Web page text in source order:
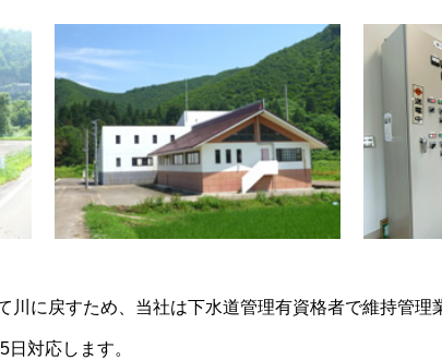
川に戻すため、当社は下水道管理有資格者で維持管理
対応します。